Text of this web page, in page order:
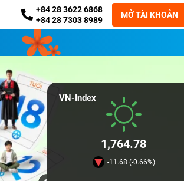
+84 28 3622 6868
+84 28 7303 8989
MỞ TÀI KHOẢN
VN-Index
1,764.78
-11.68 (-0.66%)